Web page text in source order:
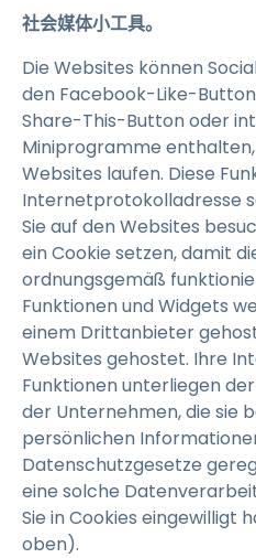
社会媒体小工具。
Die Websites können
den Facebook-Like-
Share-This-Button oder
Miniprogramme
Websites laufen. Diese
Internetprotokolladresse
Sie auf den Websites
ein Cookie setzen, damit
ordnungsgemäß
Funktionen und Widgets
einem Drittanbieter
Websites gehostet. Ihre
Funktionen unterliegen
der Unternehmen, die sie
persönlichen
Datenschutzgesetze
eine solche
Sie in Cookies eingewilligt
oben).